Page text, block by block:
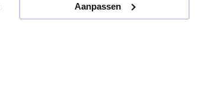
Aanpassen